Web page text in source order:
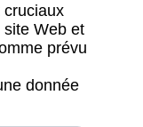
cruciaux
site Web et
prévu
donnée